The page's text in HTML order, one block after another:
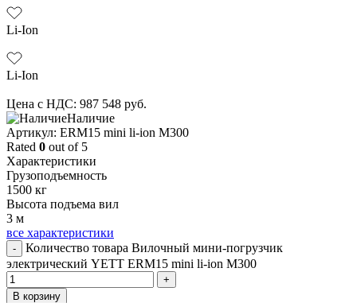
Li-Ion
Li-Ion
Цена с НДС: 987 548 руб.
Наличие
Aртикул: ERM15 mini li-ion M300
Rated 0 out of 5
Характеристики
Грузоподъемность
1500 кг
Высота подъема вил
3 м
все характеристики
-
Количество товара Вилочный мини-погрузчик
электрический YETT ERM15 mini li-ion M300
+
В корзину